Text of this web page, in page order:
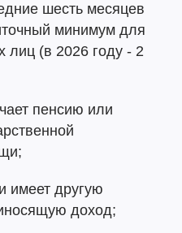
шесть месяцев
минимум для
лиц (в 2026 году - 2
пенсию или
имеет другую
доход;